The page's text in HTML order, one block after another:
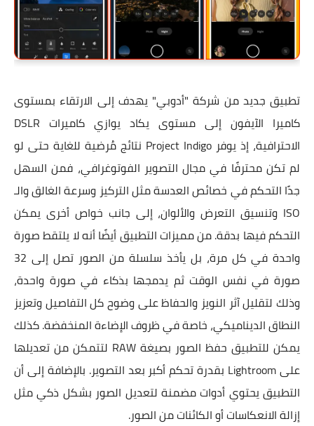
تطبيق جديد من شركة "أدوبي" يهدف إلى الارتقاء بمستوى
كاميرا الآيفون إلى مستوى يكاد يوازي كاميرات DSLR
الاحترافية، إذ يوفر Project Indigo نتائج مُرضية للغاية حتى لو
لم تكن محترفًا في مجال التصوير الفوتوغرافي، فمن السهل
جدًا التحكم في خصائص العدسة مثل التركيز وسرعة الغالق والـ
ISO وتنسيق التعرض والألوان، إلى جانب خواص أخرى يمكن
التحكم فيها بدقة. من مميزات التطبيق أيضًا أنه لا يلتقط صورة
واحدة في كل مرة، بل يأخذ سلسلة من الصور تصل إلى 32
صورة في نفس الوقت ثم يدمجها بذكاء في صورة واحدة،
وذلك لتقليل آثر النويز والحفاظ على وضوح كل التفاصيل وتعزيز
النطاق الديناميكي، خاصة في ظروف الإضاءة المنخفضة. كذلك
يمكن للتطبيق حفظ الصور بصيغة RAW لتتمكن من تعديلها
على Lightroom بقدرة تحكم أكبر بعد التصوير. بالإضافة إلى أن
التطبيق يحتوي أدوات مضمنة لتعديل الصور بشكل ذكي مثل
إزالة الانعكاسات أو الكائنات من الصور.